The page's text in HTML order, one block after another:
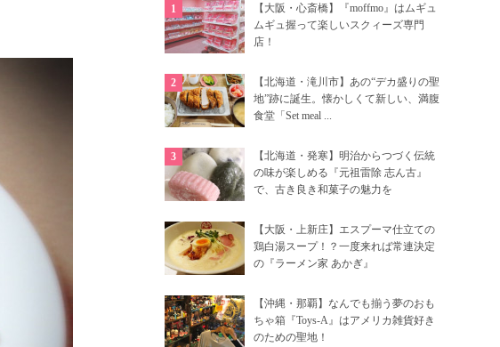
【大阪・心斎橋】『moffmo』はムギュ
ムギュ握って楽しいスクィーズ専門
店！
【北海道・滝川市】あの“デカ盛りの聖
地”跡に誕生。懐かしくて新しい、満腹
食堂「Set meal ...
【北海道・発寒】明治からつづく伝統
の味が楽しめる『元祖雷除 志ん古』
で、古き良き和菓子の魅力を
【大阪・上新庄】エスプーマ仕立ての
鶏白湯スープ！？一度来れば常連決定
の『ラーメン家 あかぎ』
【沖縄・那覇】なんでも揃う夢のおも
ちゃ箱『Toys-A』はアメリカ雑貨好き
のための聖地！